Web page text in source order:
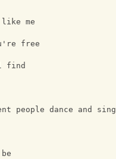
like me
free
find
people dance and sing